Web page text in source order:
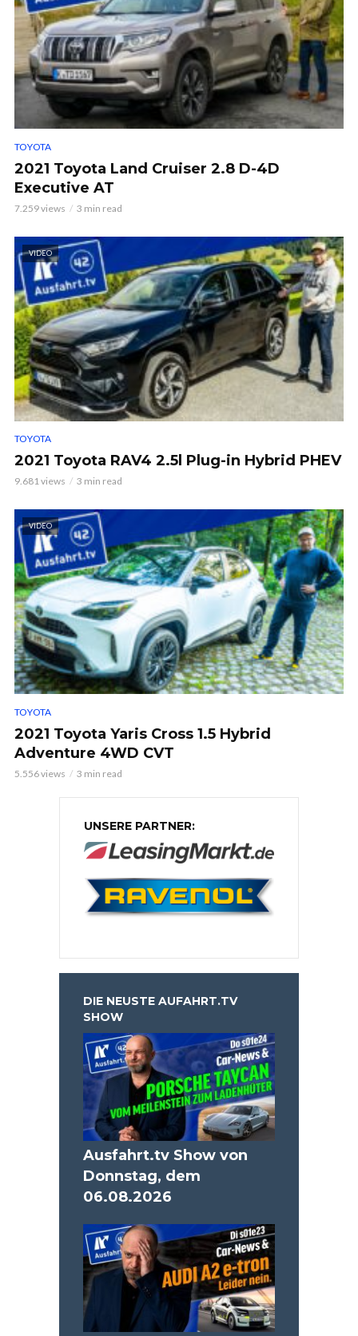
TOYOTA
2021 Toyota Land Cruiser 2.8 D-4D
Executive AT
7.259 views 3 min read
VIDEO
TOYOTA
2021 Toyota RAV4 2.5l Plug-in Hybrid PHEV
9.681 views 3 min read
VIDEO
TOYOTA
2021 Toyota Yaris Cross 1.5 Hybrid
Adventure 4WD CVT
5.556 views 3 min read
UNSERE PARTNER:
DIE NEUSTE AUFAHRT.TV
SHOW
Ausfahrt.tv Show von
Donnstag, dem
06.08.2026